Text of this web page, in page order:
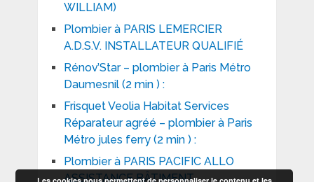
WILLIAM)
Plombier à PARIS LEMERCIER
A.D.S.V. INSTALLATEUR QUALIFIÉ
Rénov’Star – plombier à Paris Métro
Daumesnil (2 min ) :
Frisquet Veolia Habitat Services
Réparateur agréé – plombier à Paris
Métro jules ferry (2 min ) :
Plombier à PARIS PACIFIC ALLO
ASSISTANCE BÂTIMENT